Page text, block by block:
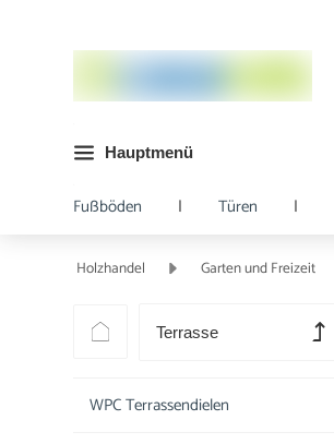
Hauptmenü
Fußböden | Türen |
Holzhandel Garten und Freizeit
Terrasse
WPC Terrassendielen